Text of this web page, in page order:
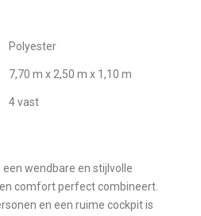
Polyester
7,70 m x 2,50 m x 1,10 m
4 vast
wendbare en stijlvolle
comfort perfect combineert.
en een ruime cockpit is